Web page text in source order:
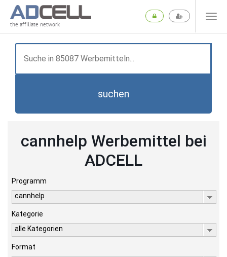
the affiliate network
suchen
cannhelp Werbemittel bei
ADCELL
Programm
cannhelp
Kategorie
alle Kategorien
Format